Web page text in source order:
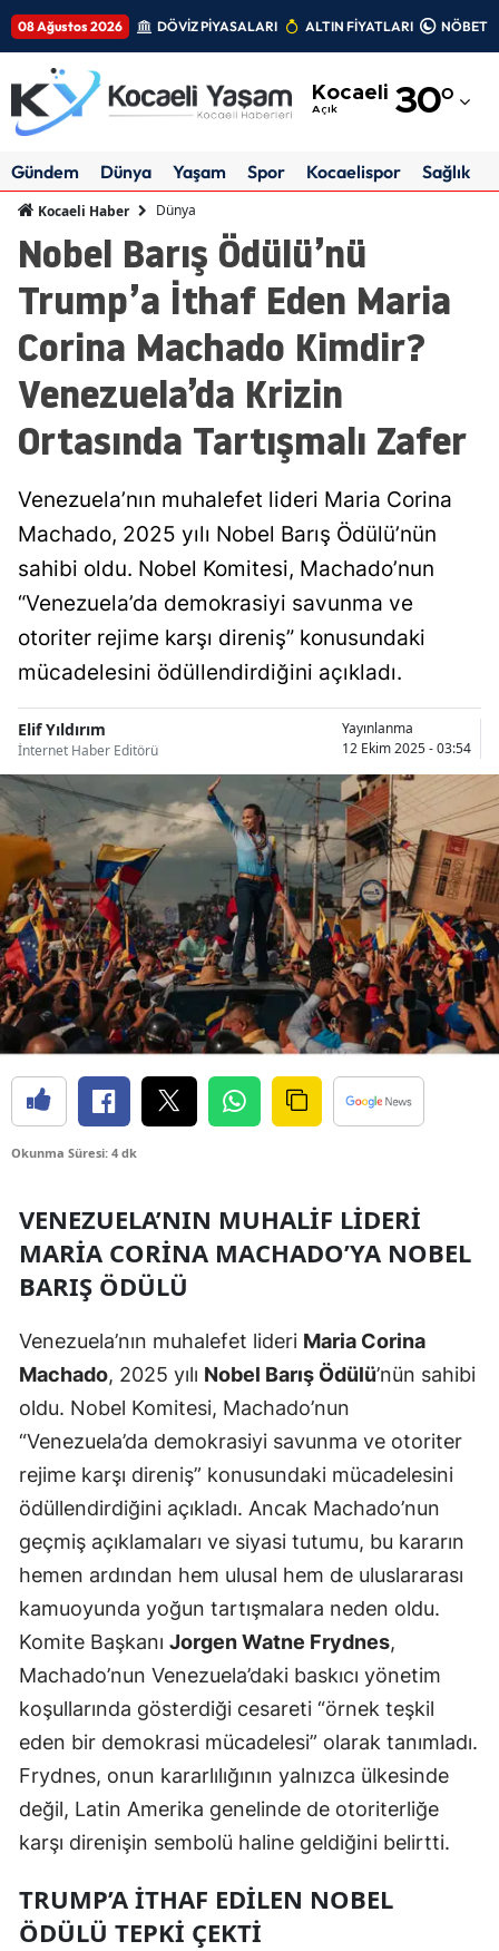
08 Ağustos 2026 DÖVİZ PİYASALARI ALTIN FİYATLARI
Kocaeli
Açık 30°
Adıyaman
Amasya
Ankara
Antalya
Artvin
Aydın
Bilecik
Bingöl
Bitlis
Bolu
Burdur
Bursa
Çanakkale
Çankırı
Çorum
Denizli
Diyarbakır
Edirne
Elazığ
Erzincan
Eskişehir
Gaziantep
Gümüşhane
Hatay
Isparta
İstanbul
İzmir
Kastamonu
Kayseri
Kırklareli
Kırşehir
Kocaeli
Gündem Dünya Yaşam Spor Kocaelispor Sağlık
Kocaeli Haber Dünya
Nobel Barış Ödülü’nü
Trump’a İthaf Eden Maria
Corina Machado Kimdir?
Venezuela’da Krizin
Ortasında Tartışmalı Zafer
Venezuela’nın muhalefet lideri Maria Corina
Machado, 2025 yılı Nobel Barış Ödülü’nün
sahibi oldu. Nobel Komitesi, Machado’nun
“Venezuela’da demokrasiyi savunma ve
otoriter rejime karşı direniş” konusundaki
mücadelesini ödüllendirdiğini açıkladı.
Elif Yıldırım
İnternet Haber Editörü
Yayınlanma
12 Ekim 2025 - 03:54
Okunma Süresi: 4 dk
VENEZUELA’NIN MUHALIF LIDERI
MARIA CORINA MACHADO’YA NOBEL
BARIŞ ÖDÜLÜ
Venezuela’nın muhalefet lideri Maria Corina
Machado, 2025 yılı Nobel Barış Ödülü’nün sahibi
oldu. Nobel Komitesi, Machado’nun
“Venezuela’da demokrasiyi savunma ve otoriter
rejime karşı direniş” konusundaki mücadelesini
ödüllendirdiğini açıkladı. Ancak Machado’nun
geçmiş açıklamaları ve siyasi tutumu, bu kararın
hemen ardından hem ulusal hem de uluslararası
kamuoyunda yoğun tartışmalara neden oldu.
Komite Başkanı Jorgen Watne Frydnes,
Machado’nun Venezuela’daki baskıcı yönetim
koşullarında gösterdiği cesareti “örnek teşkil
eden bir demokrasi mücadelesi” olarak tanımladı.
Frydnes, onun kararlılığının yalnızca ülkesinde
değil, Latin Amerika genelinde de otoriterliğe
karşı direnişin sembolü haline geldiğini belirtti.
TRUMP’A İTHAF EDILEN NOBEL
ÖDÜLÜ TEPKI ÇEKTI